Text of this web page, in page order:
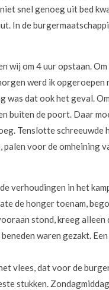
snel genoeg uit bed
In de
wij om 4 uur opstaan.
werd ik opgeroepen
was dat ook het geval.
buiten de poort. Daar
Tenslotte schreeuwde
palen voor de omheining
verhoudingen in het
de honger toenam,
stond, kreeg
waren gezakt.
vlees, dat voor de
stukken.